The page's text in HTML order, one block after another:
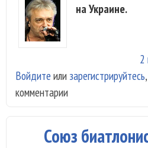
на Украине.
2
Войдите или зарегистрируйтесь
комментарии
Союз